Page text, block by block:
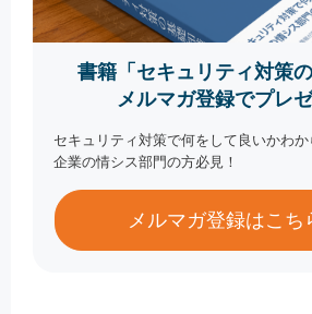
書籍「セキュリティ対策の
メルマガ登録でプレ
セキュリティ対策で何をして良いかわ
企業の情シス部門の方必見！
メルマガ登録はこち